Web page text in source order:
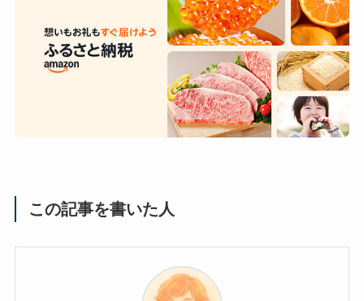
この記事を書いた人